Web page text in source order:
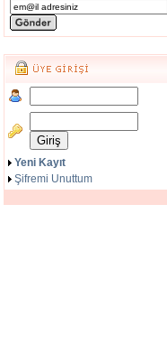
Yeni Kayıt
Şifremi Unuttum